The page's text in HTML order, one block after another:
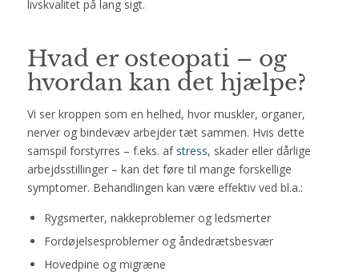
livskvalitet på lang sigt.
Hvad er osteopati – og
hvordan kan det hjælpe?
Vi ser kroppen som en helhed, hvor muskler, organer,
nerver og bindevæv arbejder tæt sammen. Hvis dette
samspil forstyrres – f.eks. af stress, skader eller dårlige
arbejdsstillinger – kan det føre til mange forskellige
symptomer. Behandlingen kan være effektiv ved bl.a.:
Rygsmerter, nakkeproblemer og ledsmerter
Fordøjelsesproblemer og åndedrætsbesvær
Hovedpine og migræne